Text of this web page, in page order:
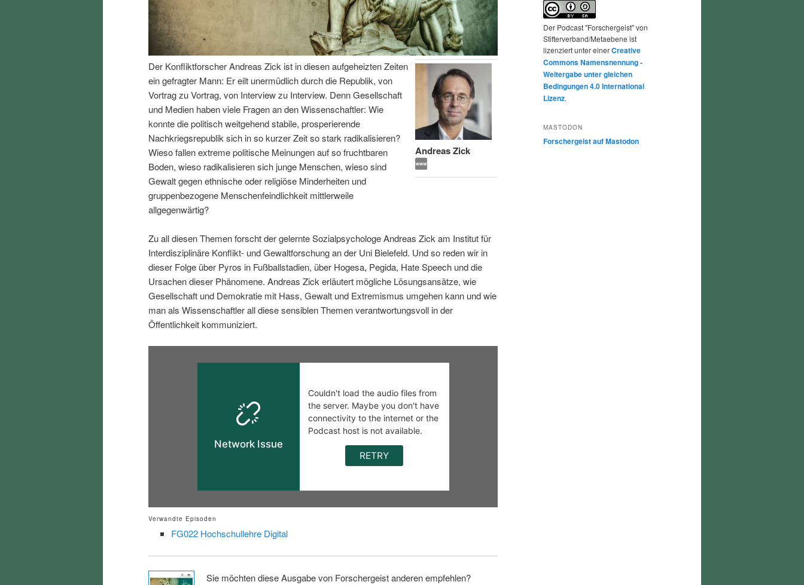
I
n
a
t
s
r
i
n
e
n
n
a
l
s
p
r
Andreas Zick
Der Konfliktforscher Andreas Zick ist in diesen aufgeheizten Zeiten
ein gefragter Mann: Er eilt unermüdlich durch die Republik, von
Vortrag zu Vortrag, von Interview zu Interview. Denn Gesellschaft
und Medien haben viele Fragen an den Wissenschaftler: Wie
konnte die politisch weitgehend stabile, prosperierende
Nachkriegsrepublik sich in so kurzer Zeit so stark radikalisieren?
Wieso fallen extreme politische Meinungen auf so fruchtbaren
Boden, wieso radikalisieren sich junge Menschen, wieso sind
Gewalt gegen ethnische oder religiöse Minderheiten und
gruppenbezogene Menschenfeindlichkeit mittlerweile
allgegenwärtig?
Zu all diesen Themen forscht der gelernte Sozialpsychologe Andreas Zick am Institut für
Interdisziplinäre Konflikt- und Gewaltforschung an der Uni Bielefeld. Und so reden wir in
dieser Folge über Pyros in Fußballstadien, über Hogesa, Pegida, Hate Speech und die
Ursachen dieser Phänomene. Andreas Zick erläutert mögliche Lösungsansätze, wie
Gesellschaft und Demokratie mit Hass, Gewalt und Extremismus umgehen kann und wie
man als Wissenschaftler all diese sensiblen Themen verantwortungsvoll in der
Öffentlichkeit kommuniziert.
Verwandte Episoden
FG022 Hochschullehre Digital
Sie möchten diese Ausgabe von Forschergeist anderen empfehlen?
Der Podcast "Forschergeist" von
Stifterverband/Metaebene ist
lizenziert unter einerCreative
Commons Namensnennung -
Weitergabe unter gleichen
Bedingungen 4.0 International
Lizenz.
MASTODON
Forschergeist auf Mastodon